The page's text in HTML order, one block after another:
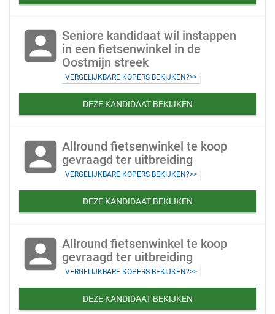
account_box Seniore kandidaat wil instappen
in een fietsenwinkel in de
Oostmijn streek
VERGELIJKBARE KOPERS BEKIJKEN?>>
DEZE KANDIDAAT BEKIJKEN
account_box Allround fietsenwinkel te koop
gevraagd ter uitbreiding
VERGELIJKBARE KOPERS BEKIJKEN?>>
DEZE KANDIDAAT BEKIJKEN
account_box Allround fietsenwinkel te koop
gevraagd ter uitbreiding
VERGELIJKBARE KOPERS BEKIJKEN?>>
DEZE KANDIDAAT BEKIJKEN